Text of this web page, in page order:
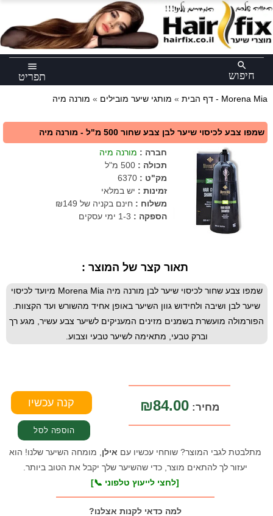
menu
תפריט
search
חיפוש
דף הבית » מותגי שיער מובילים » מורנה מיה - Morena Mia
שמפו צבע לכיסוי שיער לבן צבע שחור 500 מ"ל - מורנה מיה
חברה : מורנה מיה
תכולה : 500 מ"ל
מק"ט :
6370
זמינות : יש במלאי
משלוח : חינם בקניה של ₪149
הספקה : 1-3 ימי עסקים
תאור קצר של המוצר :
שמפו צבע שחור לכיסוי שיער לבן מורנה מיה Morena Mia מיועד לכיסוי
שיער לבן ושיבה ולחידוש גוון השיער באופן אחיד מהשורש ועד הקצוות.
הפורמולה מועשרת בשמנים מזינים המעניקים לשיער צבע עשיר, מגע רך
וברק טבעי, מתאימה לשיער טבעי וצבוע.
מחיר:₪84.00
מתלבטת לגבי המוצר? שוחחי עכשיו עם אילן , מומחה השיער שלנו! הוא
יעזור לך להתאים מוצר, כדי שהשיער שלך יקבל את הטוב ביותר.
[לחצי לייעוץ טלפוני 📞]
למה כדאי לקנות אצלנו?
×